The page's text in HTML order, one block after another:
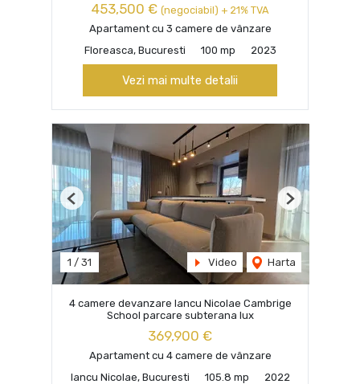
453,500 € (negociabil) + 21% TVA
Apartament cu 3 camere de vânzare
Floreasca, Bucuresti
100 mp 2023
Vezi mai multe detalii
1 / 31 Video Harta
Previous Next
4 camere devanzare Iancu Nicolae Cambrige
School parcare subterana lux
369,900 €
Apartament cu 4 camere de vânzare
Iancu Nicolae, Bucuresti
105.8 mp 2022